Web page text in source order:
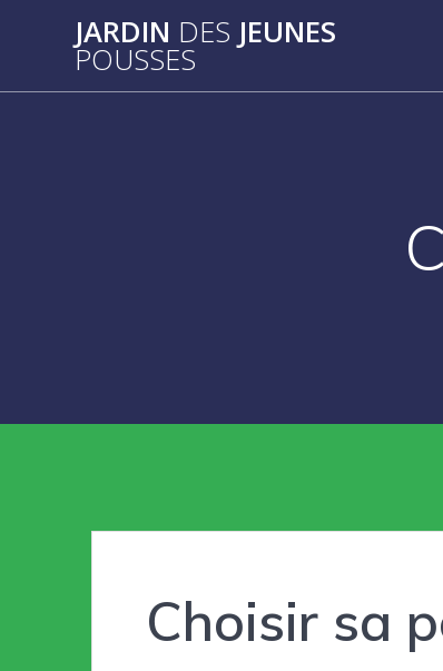
JARDIN DES JEUNES
POUSSES
Choisir sa